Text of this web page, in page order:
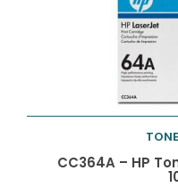
CC364A – HP